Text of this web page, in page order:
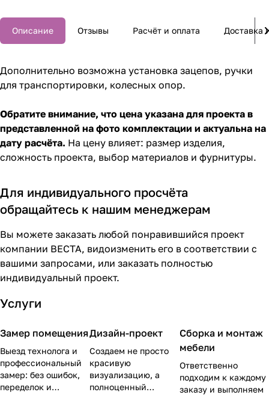
Описание Отзывы Расчёт и оплата Доставка
Дополнительно возможна установка зацепов, ручки
для транспортировки, колесных опор.
Обратите внимание, что цена указана для проекта в
представленной на фото комплектации и актуальна на
дату расчёта. На цену влияет: размер изделия,
сложность проекта, выбор материалов и фурнитуры.
Для индивидуального просчёта
обращайтесь к нашим менеджерам
Вы можете заказать любой понравившийся проект
компании ВЕСТА, видоизменить его в соответствии с
вашими запросами, или заказать полностью
индивидуальный проект.
Услуги
Замер помещения
Выезд технолога и
профессиональный
замер: без ошибок,
переделок и
Дизайн-проект
Создаем не просто
красивую
визуализацию, а
полноценный
Сборка и монтаж
мебели
Ответственно
подходим к каждому
заказу и выполняем